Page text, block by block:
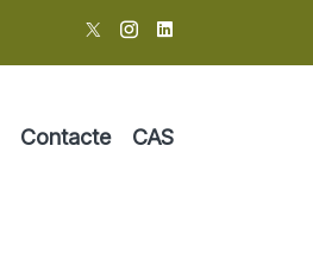
Contacte CAS